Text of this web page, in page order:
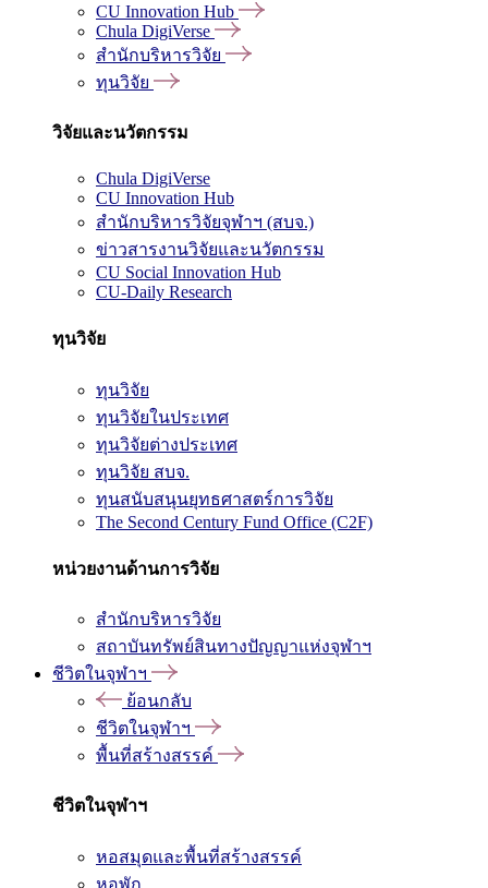
CU Innovation Hub
Chula DigiVerse
สำนักบริหารวิจัย
ทุนวิจัย
วิจัยและนวัตกรรม
Chula DigiVerse
CU Innovation Hub
สำนักบริหารวิจัยจุฬาฯ (สบจ.)
ข่าวสารงานวิจัยและนวัตกรรม
CU Social Innovation Hub
CU-Daily Research
ทุนวิจัย
ทุนวิจัย
ทุนวิจัยในประเทศ
ทุนวิจัยต่างประเทศ
ทุนวิจัย สบจ.
ทุนสนับสนุนยุทธศาสตร์การวิจัย
The Second Century Fund Office (C2F)
หน่วยงานด้านการวิจัย
สำนักบริหารวิจัย
สถาบันทรัพย์สินทางปัญญาแห่งจุฬาฯ
ชีวิตในจุฬาฯ
ย้อนกลับ
ชีวิตในจุฬาฯ
พื้นที่สร้างสรรค์
ชีวิตในจุฬาฯ
หอสมุดและพื้นที่สร้างสรรค์
หอพัก